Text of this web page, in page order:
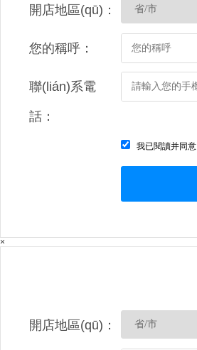
開店地區(qū)：
您的稱呼：
聯(lián)系電
話：
我已閱讀并同意
×
開店地區(qū)：